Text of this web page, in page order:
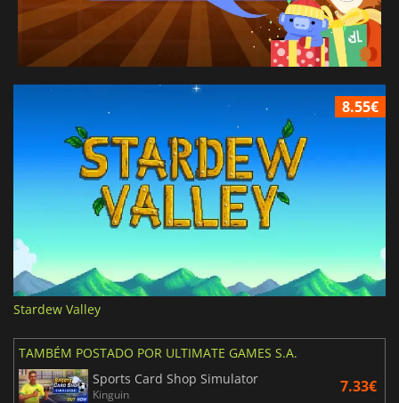
8.55€
Stardew Valley
TAMBÉM POSTADO POR ULTIMATE GAMES S.A.
Sports Card Shop Simulator
Kinguin 7.33€